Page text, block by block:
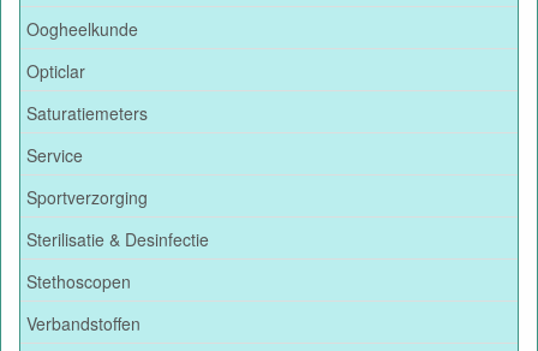
Oogheelkunde
Opticlar
Saturatiemeters
Service
Sportverzorging
Sterilisatie & Desinfectie
Stethoscopen
Verbandstoffen